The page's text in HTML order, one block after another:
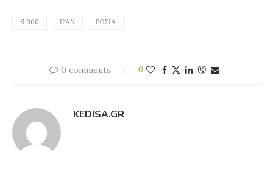
S-300 ΙΡΆΝ ΡΩΣΊΑ
0 comments 0
KEDISA.GR